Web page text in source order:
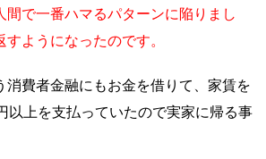
間で一番ハマるパターンに陥りまし
ようになったのです。
消費者金融にもお金を借りて、家賃を
上を支払っていたので実家に帰る事